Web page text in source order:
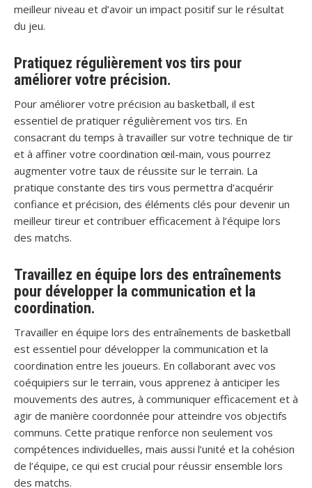
meilleur niveau et d’avoir un impact positif sur le résultat
du jeu.
Pratiquez régulièrement vos tirs pour
améliorer votre précision.
Pour améliorer votre précision au basketball, il est
essentiel de pratiquer régulièrement vos tirs. En
consacrant du temps à travailler sur votre technique de tir
et à affiner votre coordination œil-main, vous pourrez
augmenter votre taux de réussite sur le terrain. La
pratique constante des tirs vous permettra d’acquérir
confiance et précision, des éléments clés pour devenir un
meilleur tireur et contribuer efficacement à l’équipe lors
des matchs.
Travaillez en équipe lors des entraînements
pour développer la communication et la
coordination.
Travailler en équipe lors des entraînements de basketball
est essentiel pour développer la communication et la
coordination entre les joueurs. En collaborant avec vos
coéquipiers sur le terrain, vous apprenez à anticiper les
mouvements des autres, à communiquer efficacement et à
agir de manière coordonnée pour atteindre vos objectifs
communs. Cette pratique renforce non seulement vos
compétences individuelles, mais aussi l’unité et la cohésion
de l’équipe, ce qui est crucial pour réussir ensemble lors
des matchs.